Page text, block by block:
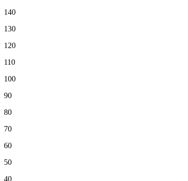
140
130
120
110
100
90
80
70
60
50
40